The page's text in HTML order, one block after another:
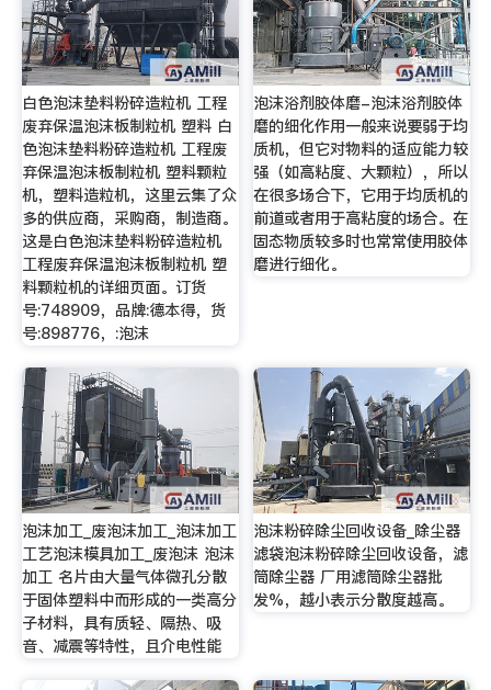
白色泡沫垫料粉碎造粒机 工程
废弃保温泡沫板制粒机 塑料 白
色泡沫垫料粉碎造粒机 工程废
弃保温泡沫板制粒机 塑料颗粒
机，塑料造粒机，这里云集了众
多的供应商，采购商，制造商。
这是白色泡沫垫料粉碎造粒机
工程废弃保温泡沫板制粒机 塑
料颗粒机的详细页面。订货
号:748909，品牌:德本得，货
号:898776，:泡沫
泡沫浴剂胶体磨-泡沫浴剂胶体
磨的细化作用一般来说要弱于均
质机，但它对物料的适应能力较
强（如高粘度、大颗粒），所以
在很多场合下，它用于均质机的
前道或者用于高粘度的场合。在
固态物质较多时也常常使用胶体
磨进行细化。
泡沫加工_废泡沫加工_泡沫加工
工艺泡沫模具加工_废泡沫 泡沫
加工 名片由大量气体微孔分散
于固体塑料中而形成的一类高分
子材料，具有质轻、隔热、吸
音、减震等特性，且介电性能
泡沫粉碎除尘回收设备_除尘器
滤袋泡沫粉碎除尘回收设备，滤
筒除尘器 厂用滤筒除尘器批
发%，越小表示分散度越高。